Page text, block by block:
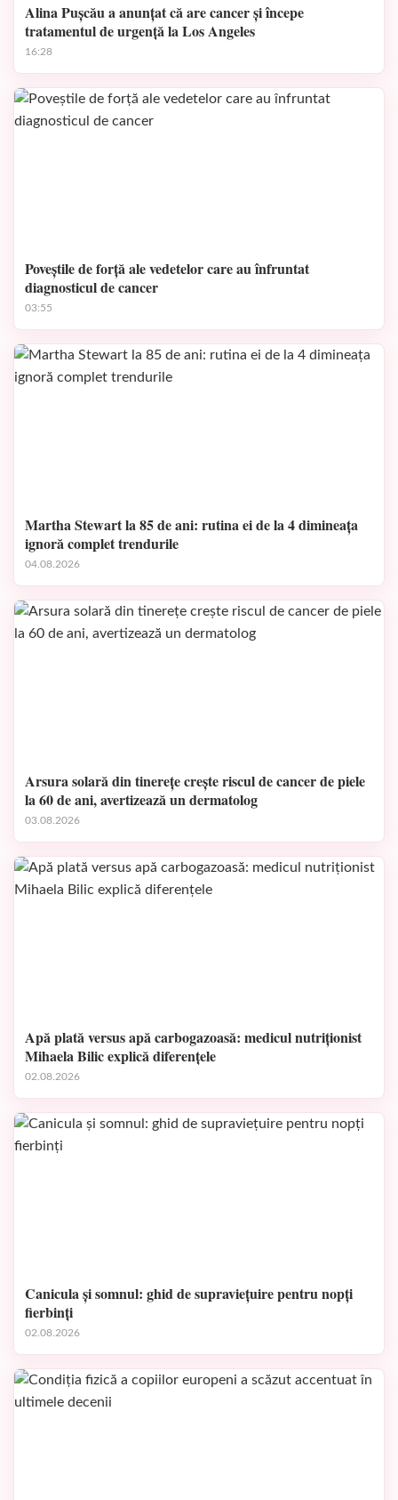
Alina Pușcău a anunțat că are cancer și începe
tratamentul de urgență la Los Angeles
16:28
Poveștile de forță ale vedetelor care au înfruntat
diagnosticul de cancer
03:55
Martha Stewart la 85 de ani: rutina ei de la 4 dimineața
ignoră complet trendurile
04.08.2026
Arsura solară din tinerețe crește riscul de cancer de piele
la 60 de ani, avertizează un dermatolog
03.08.2026
Apă plată versus apă carbogazoasă: medicul nutriționist
Mihaela Bilic explică diferențele
02.08.2026
Canicula și somnul: ghid de supraviețuire pentru nopți
fierbinți
02.08.2026